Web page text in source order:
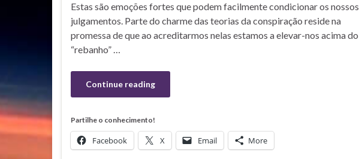
Estas são emoções fortes que podem facilmente condicionar os nossos
julgamentos. Parte do charme das teorias da conspiração reside na
promessa de que ao acreditarmos nelas estamos a elevar-nos acima do
“rebanho” …
Continue reading
Partilhe o conhecimento!
Facebook X Email More